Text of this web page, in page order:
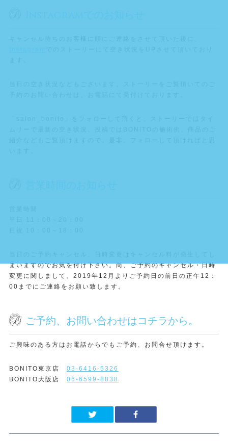
まいますのでお気を付け下さい。尚、ご予約のキャンセル・日時
変更に関しまして、2019年12月よりご予約日の前日の正午12：
00までにご連絡をお願い致します。
ご予約、お問い合わせはコチラから。
ご興味のある方はお電話からでもご予約、お問合せ頂けます。
BONITO東京店 03-6416-5326
BONITO大阪店 06-6599-8838